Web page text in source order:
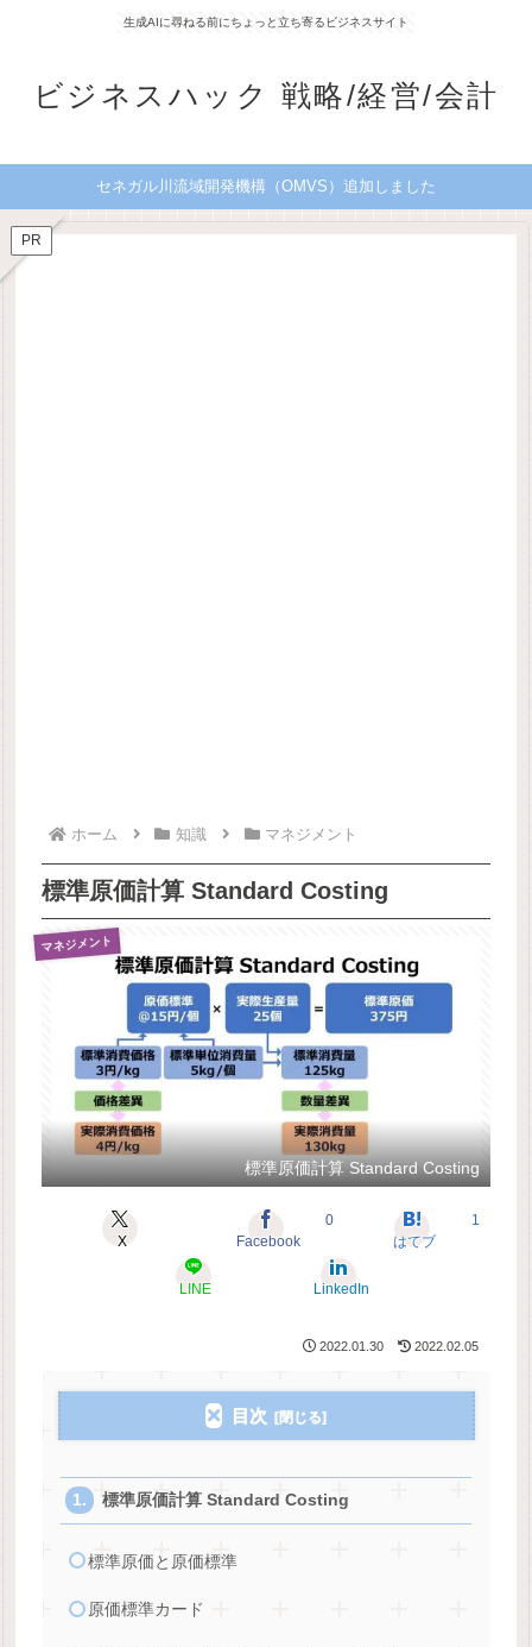
生成AIに尋ねる前にちょっと立ち寄るビジネスサイト
ビジネスハック 戦略/経営/会計
セネガル川流域開発機構（OMVS）追加しました
PR
ホーム 知識 マネジメント
標準原価計算 Standard Costing
マネジメント
標準原価計算 Standard Costing
X Facebook
0
はてブ
1
LINE LinkedIn
2022.01.30 2022.02.05
目次
標準原価計算 Standard Costing
標準原価と原価標準
原価標準カード